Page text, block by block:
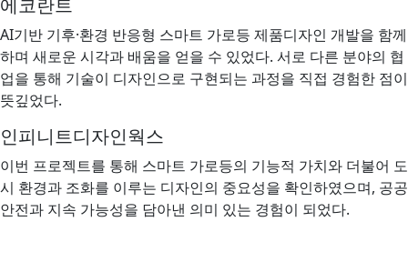
에코란트
AI기반 기후·환경 반응형 스마트 가로등 제품디자인 개발을 함께
하며 새로운 시각과 배움을 얻을 수 있었다. 서로 다른 분야의 협
업을 통해 기술이 디자인으로 구현되는 과정을 직접 경험한 점이
뜻깊었다.
인피니트디자인웍스
이번 프로젝트를 통해 스마트 가로등의 기능적 가치와 더불어 도
시 환경과 조화를 이루는 디자인의 중요성을 확인하였으며, 공공
안전과 지속 가능성을 담아낸 의미 있는 경험이 되었다.